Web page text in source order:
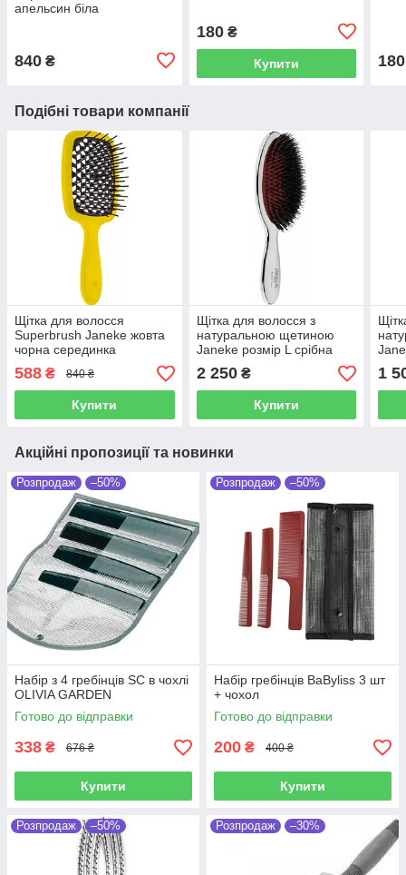
апельсин біла
840 ₴
180₴
Купити 180
Подібні товари компанії
Щітка для волосся
Superbrush Janeke жовта
чорна серединка
588 ₴ 840 ₴
Купити
Щітка для волосся з
натуральною щетиною
Janeke розмір L срібна
2 250₴
Купити
1
Акційні пропозиції та новинки
Розпродаж –50%
Набір з 4 гребінців SC в чохлі
OLIVIA GARDEN
Готово до відправки
338 ₴ 676 ₴
Купити
Розпродаж –50%
Набір гребінців BaByliss 3 шт
+ чохол
Готово до відправки
200 ₴ 400 ₴
Купити
Розпродаж –50% Розпродаж –30%